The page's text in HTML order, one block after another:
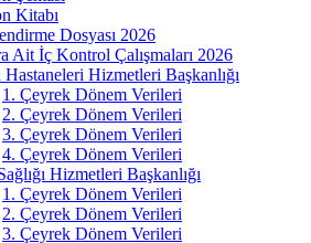
Kitabı
Dosyası 2026
Ait İç Kontrol Çalışmaları 2026
Hizmetleri Başkanlığı
1. Çeyrek Dönem Verileri
2. Çeyrek Dönem Verileri
3. Çeyrek Dönem Verileri
4. Çeyrek Dönem Verileri
Hizmetleri Başkanlığı
1. Çeyrek Dönem Verileri
2. Çeyrek Dönem Verileri
3. Çeyrek Dönem Verileri